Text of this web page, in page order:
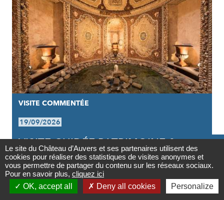
Contact

Newsletter
VISITE COMMENTÉE
19/09/2026
VISITE GUIDÉE PATRIMOINE &
ARCHITECTURE
Le site du Château d’Auvers et ses partenaires utilisent des
cookies pour réaliser des statistiques de visites anonymes et
vous permettre de partager du contenu sur les réseaux sociaux.
Pour en savoir plus, cliquez ici
OK, accept all
Deny all cookies Personalize